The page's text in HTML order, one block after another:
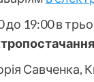
до 19:00 в
Савченка,